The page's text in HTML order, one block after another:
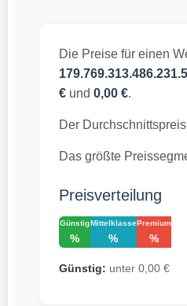
Die Preise für einen
€und 0,00 €.
Der
Das größte
Preisverteilung
Günstig
%
Mittelklasse
%
Premium
%
Günstig: unter 0,00 €